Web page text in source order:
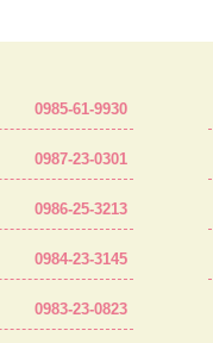
0985-61-9930
0987-23-0301
0986-25-3213
0984-23-3145
0983-23-0823